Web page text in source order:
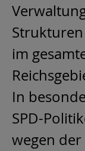
im
In
SPD-
wegen